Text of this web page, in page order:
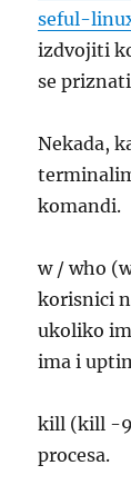
seful-
izdvojiti
se
Nekada,
komandi.
w / who
korisnici
ukoliko
ima i
kill (kill -
procesa.